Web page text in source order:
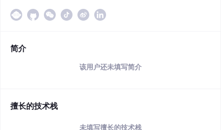
简介
该用户还未填写简介
擅长的技术栈
未填写擅长的技术栈